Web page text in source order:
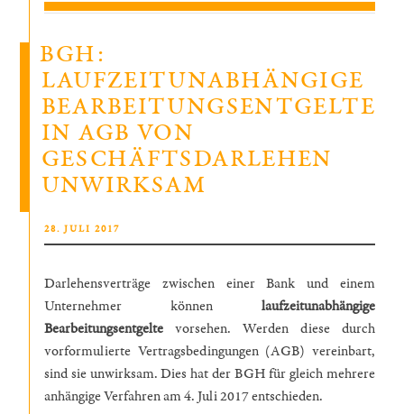
Altersgrenze
Kündigungsgrund
–
Vereinbarung
kann
in
einem
Dienstvertrag
sein“
BGH:
LAUFZEITUNABHÄNGIGE
BEARBEITUNGSENTGELTE
IN AGB VON
GESCHÄFTSDARLEHEN
UNWIRKSAM
VERÖFFENTLICHT
28. JULI 2017
Darlehensverträge zwischen einer Bank und einem
Unternehmer können laufzeitunabhängige
Bearbeitungsentgelte vorsehen. Werden diese durch
vorformulierte Vertragsbedingungen (AGB) vereinbart,
sind sie unwirksam. Dies hat der BGH für gleich mehrere
anhängige Verfahren am 4. Juli 2017 entschieden.